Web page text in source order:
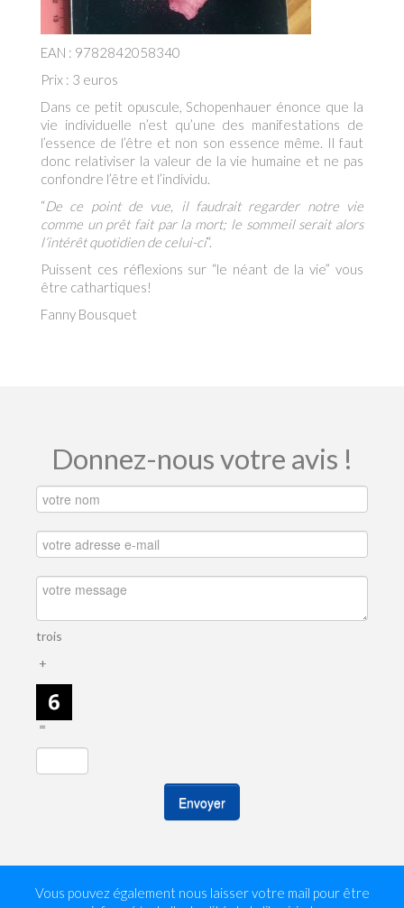
EAN : 9782842058340
Prix : 3 euros
Dans ce petit opuscule, Schopenhauer énonce que la
vie individuelle n’est qu’une des manifestations de
l’essence de l’être et non son essence même. Il faut
donc relativiser la valeur de la vie humaine et ne pas
confondre l’être et l’individu.
“De ce point de vue, il faudrait regarder notre vie
comme un prêt fait par la mort; le sommeil serait alors
l’intérêt quotidien de celui-ci“.
Puissent ces réflexions sur “le néant de la vie” vous
être cathartiques!
Fanny Bousquet
Donnez-nous votre avis !
trois
+
=
Envoyer
Vous pouvez également nous laisser votre mail pour être